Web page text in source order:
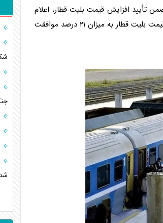
تأیید افزایش قیمت بلیت قطار، اعلام
بلیت قطار
به میزان ۲۱ درصد موافقت